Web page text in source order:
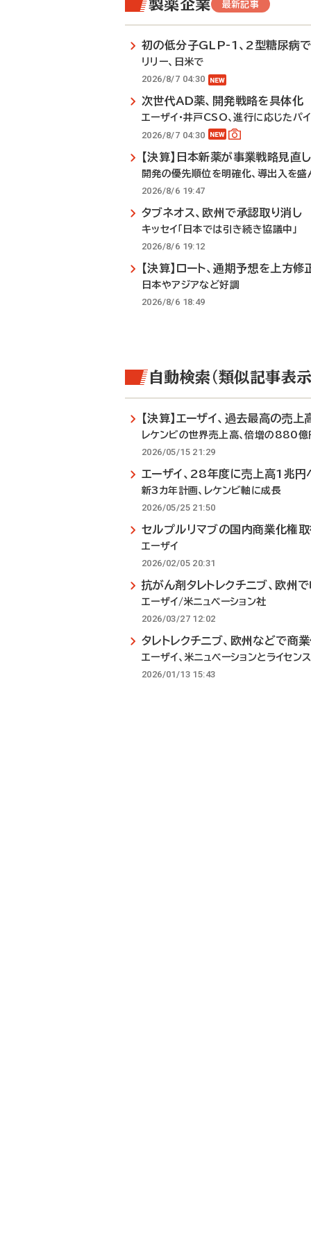
製薬企業 最新記事
初の低分子GLP-1、2型糖尿病
リリー、日米で
2026/8/7 04:30
次世代AD薬、開発戦略を具体化
エーザイ・井戸CSO、進行に応じたパ
2026/8/7 04:30
【決算】日本新薬が事業戦略見直し
開発の優先順位を明確化、導出入を盛
2026/8/6 19:47
タブネオス、欧州で承認取り消し
キッセイ「日本では引き続き協議中」
2026/8/6 19:12
【決算】ロート、通期予想を上方修
日本やアジアなど好調
2026/8/6 18:49
自動検索（類似記事表示
【決算】エーザイ、過去最高の売上
レケンビの世界売上高、倍増の880億
2026/05/15 21:29
エーザイ、28年度に売上高1兆円
新3カ年計画、レケンビ軸に成長
2026/05/25 21:50
セルプルリマブの国内商業化権
エーザイ
2026/02/05 20:31
抗がん剤タレトレクチニブ、欧州
エーザイ/米ニュベーション社
2026/03/27 12:02
タレトレクチニブ、欧州などで商
エーザイ、米ニュベーションとライセン
2026/01/13 15:43